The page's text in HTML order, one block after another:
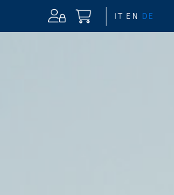
IT EN DE